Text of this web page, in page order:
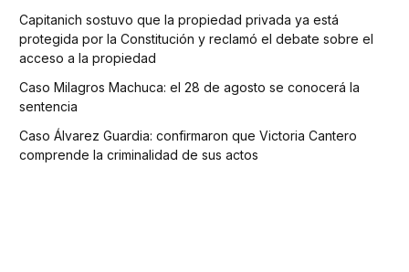
Capitanich sostuvo que la propiedad privada ya está
protegida por la Constitución y reclamó el debate sobre el
acceso a la propiedad
Caso Milagros Machuca: el 28 de agosto se conocerá la
sentencia
Caso Álvarez Guardia: confirmaron que Victoria Cantero
comprende la criminalidad de sus actos